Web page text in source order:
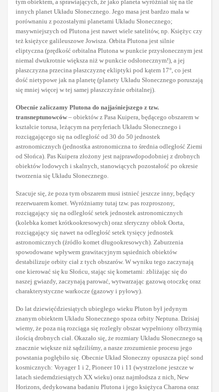
tym obiektem, a sprawiających, że jako planeta wyróżniał się na tle
innych planet Układu Słonecznego. Jego masa jest bardzo mała w
porównaniu z pozostałymi planetami Układu Słonecznego;
masywniejszych od Plutona jest nawet wiele satelitów, np. Księżyc czy
też księżyce galileuszowe Jowisza. Orbita Plutona jest silnie
eliptyczna (prędkość orbitalna Plutona w punkcie przysłonecznym jest
niemal dwukrotnie większa niż w punkcie odsłonecznym!), a jej
płaszczyzna przecina płaszczyznę ekliptyki pod kątem 17°, co jest
dość nietypowe jak na planetę (planety Układu Słonecznego poruszają
się mniej więcej w tej samej płaszczyźnie orbitalnej).
Obecnie zaliczamy Plutona do najjaśniejszego z tzw.
transneptunowców – obiektów z Pasa Kuipera, będącego obszarem w
kształcie torusa, leżącym na peryferiach Układu Słonecznego i
rozciągającego się na odległość od 30 do 50 jednostek
astronomicznych (jednostka astronomiczna to średnia odległość Ziemi
od Słońca). Pas Kuipera złożony jest najprawdopodobniej z drobnych
obiektów lodowych i skalnych, stanowiących pozostałość po okresie
tworzenia się Układu Słonecznego.
Szacuje się, że poza tym obszarem musi istnieć jeszcze inny, będący
rezerwuarem komet. Wyróżniamy tutaj tzw. pas rozproszony,
rozciągający się na odległość setek jednostek astronomicznych
(kolebka komet krótkookresowych) oraz sferyczny obłok Oorta,
rozciągający się nawet na odległość setek tysięcy jednostek
astronomicznych (źródło komet długookresowych). Zaburzenia
spowodowane wpływem grawitacyjnym sąsiednich obiektów
destabilizuje orbity ciał z tych obszarów. W wyniku tego zaczynają
one kierować się ku Słońcu, stając się kometami: zbliżając się do
naszej gwiazdy, zaczynają parować, wytwarzając gazową otoczkę oraz
charakterystyczne warkocze (gazowy i pyłowy).
Do lat dziewięćdziesiątych ubiegłego wieku Pluton był jedynym
znanym obiektem Układu Słonecznego spoza orbity Neptuna. Dzisiaj
wiemy, że poza nią rozciąga się rozległy obszar wypełniony olbrzymią
ilością drobnych ciał. Okazało się, że rozmiary Układu Słonecznego są
znacznie większe niż sądziliśmy, a nasze zrozumienie procesu jego
powstania pogłębiło się. Obecnie Układ Słoneczny opuszcza pięć sond
kosmicznych: Voyager 1 i 2, Pioneer 10 i 11 (wystrzelone jeszcze w
latach siedemdziesiątych XX wieku) oraz najmłodsza z nich, New
Horizons, dedykowana badaniu Plutona i jego księżyca Charona oraz